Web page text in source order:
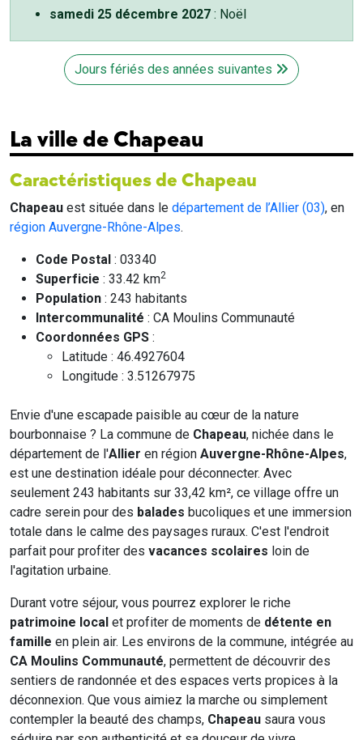
samedi 25 décembre 2027 : Noël
Jours fériés des années suivantes
La ville de Chapeau
Caractéristiques de Chapeau
Chapeau est située dans le département de l’Allier (03), en
région Auvergne-Rhône-Alpes.
Code Postal : 03340
Superficie : 33.42 km2
Population : 243 habitants
Intercommunalité : CA Moulins Communauté
Coordonnées GPS :
Latitude : 46.4927604
Longitude : 3.51267975
Envie d'une escapade paisible au cœur de la nature
bourbonnaise ? La commune de Chapeau, nichée dans le
département de l'Allier en région Auvergne-Rhône-Alpes,
est une destination idéale pour déconnecter. Avec
seulement 243 habitants sur 33,42 km², ce village offre un
cadre serein pour des balades bucoliques et une immersion
totale dans le calme des paysages ruraux. C'est l'endroit
parfait pour profiter des vacances scolaires loin de
l'agitation urbaine.
Durant votre séjour, vous pourrez explorer le riche
patrimoine local et profiter de moments de détente en
famille en plein air. Les environs de la commune, intégrée au
CA Moulins Communauté, permettent de découvrir des
sentiers de randonnée et des espaces verts propices à la
déconnexion. Que vous aimiez la marche ou simplement
contempler la beauté des champs, Chapeau saura vous